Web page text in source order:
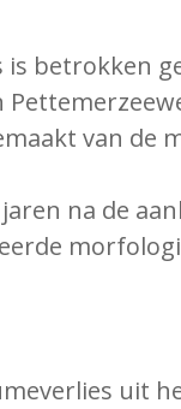
is betrokken
van de
na de
uit